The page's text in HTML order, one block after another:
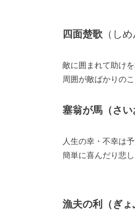
四面楚歌（しめ
敵に囲まれて助け
周囲が敵ばかりのこ
塞翁が馬（さい
人生の幸・不幸は
簡単に喜んだり悲
漁夫の利（ぎょ